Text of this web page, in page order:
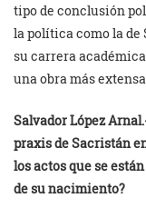
tipo de conclusión
la política como la
su carrera
una obra más
Salvador López
praxis de Sacristán
los actos que se
de su nacimiento?